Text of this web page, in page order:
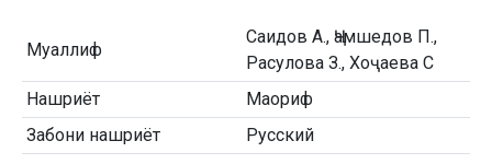
Муаллиф
Саидов А., Ҷамшедов П.,
Расулова З., Хоҷаева С
Нашриёт
Маориф
Забони нашриёт
Русский